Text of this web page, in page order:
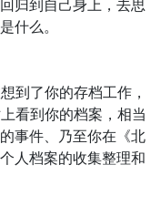
归到自己身上，去思
什么。
到了你的存档工作，
看到你的档案，相当
事件、乃至你在《北
人档案的收集整理和